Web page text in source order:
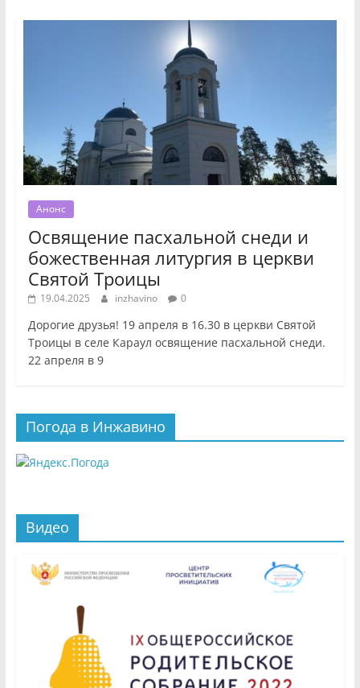
Анонс
Освящение пасхальной снеди и
божественная литургия в церкви
Святой Троицы
19.04.2025 inzhavino 0
Дорогие друзья! 19 апреля в 16.30 в церкви Святой
Троицы в селе Караул освящение пасхальной снеди.
22 апреля в 9
Погода в Инжавино
Видео